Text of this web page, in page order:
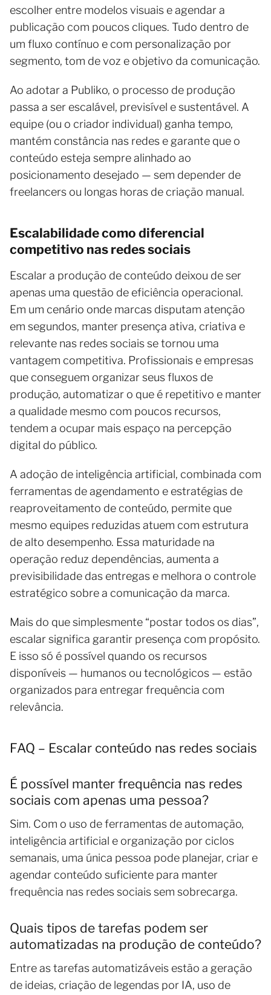
escolher entre modelos visuais e agendar a
publicação com poucos cliques. Tudo dentro de
um fluxo contínuo e com personalização por
segmento, tom de voz e objetivo da comunicação.
Ao adotar a Publiko, o processo de produção
passa a ser escalável, previsível e sustentável. A
equipe (ou o criador individual) ganha tempo,
mantém constância nas redes e garante que o
conteúdo esteja sempre alinhado ao
posicionamento desejado — sem depender de
freelancers ou longas horas de criação manual.
Escalabilidade como diferencial
competitivo nas redes sociais
Escalar a produção de conteúdo deixou de ser
apenas uma questão de eficiência operacional.
Em um cenário onde marcas disputam atenção
em segundos, manter presença ativa, criativa e
relevante nas redes sociais se tornou uma
vantagem competitiva. Profissionais e empresas
que conseguem organizar seus fluxos de
produção, automatizar o que é repetitivo e manter
a qualidade mesmo com poucos recursos,
tendem a ocupar mais espaço na percepção
digital do público.
A adoção de inteligência artificial, combinada com
ferramentas de agendamento e estratégias de
reaproveitamento de conteúdo, permite que
mesmo equipes reduzidas atuem com estrutura
de alto desempenho. Essa maturidade na
operação reduz dependências, aumenta a
previsibilidade das entregas e melhora o controle
estratégico sobre a comunicação da marca.
Mais do que simplesmente “postar todos os dias”,
escalar significa garantir presença com propósito.
E isso só é possível quando os recursos
disponíveis — humanos ou tecnológicos — estão
organizados para entregar frequência com
relevância.
FAQ – Escalar conteúdo nas redes sociais
É possível manter frequência nas redes
sociais com apenas uma pessoa?
Sim. Com o uso de ferramentas de automação,
inteligência artificial e organização por ciclos
semanais, uma única pessoa pode planejar, criar e
agendar conteúdo suficiente para manter
frequência nas redes sociais sem sobrecarga.
Quais tipos de tarefas podem ser
automatizadas na produção de conteúdo?
Entre as tarefas automatizáveis estão a geração
de ideias, criação de legendas por IA, uso de